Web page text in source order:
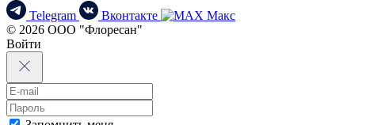
Telegram
Вконтакте
Макс
© 2026 ООО "Флоресан"
Войти